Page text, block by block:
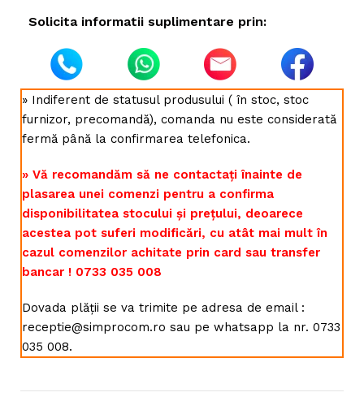
Solicita informatii suplimentare prin:
» Indiferent de statusul produsului ( în stoc, stoc
furnizor, precomandă), comanda nu este considerată
fermă până la confirmarea telefonica.
» Vă recomandăm să ne contactați înainte de
plasarea unei comenzi pentru a confirma
disponibilitatea stocului și prețului, deoarece
acestea pot suferi modificări, cu atât mai mult în
cazul comenzilor achitate prin card sau transfer
bancar ! 0733 035 008
Dovada plății se va trimite pe adresa de email :
receptie@simprocom.ro sau pe whatsapp la nr. 0733
035 008.